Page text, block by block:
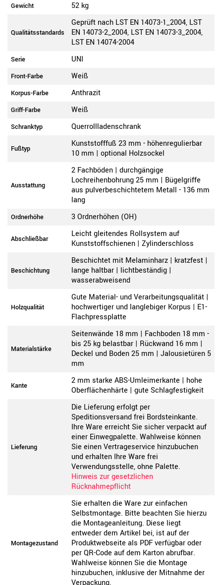
Gewicht 52 kg
Qualitätsstandards
Geprüft nach LST EN 14073-1_2004, LST
EN 14073-2_2004, LST EN 14073-3_2004,
LST EN 14074-2004
Serie UNI
Front-Farbe Weiß
Korpus-Farbe Anthrazit
Griff-Farbe Weiß
Schranktyp Querrollladenschrank
Fußtyp
Kunststofffuß 23 mm - höhenregulierbar
10 mm | optional Holzsockel
Ausstattung
2 Fachböden | durchgängige
Lochreihenbohrung 25 mm | Bügelgriffe
aus pulverbeschichtetem Metall - 136 mm
lang
Ordnerhöhe 3 Ordnerhöhen (OH)
Abschließbar
Leicht gleitendes Rollsystem auf
Kunststoffschienen | Zylinderschloss
Beschichtung
Beschichtet mit Melaminharz | kratzfest |
lange haltbar | lichtbeständig |
wasserabweisend
Holzqualität
Gute Material- und Verarbeitungsqualität |
hochwertiger und langlebiger Korpus | E1-
Flachpressplatte
Materialstärke
Seitenwände 18 mm | Fachboden 18 mm -
bis 25 kg belastbar | Rückwand 16 mm |
Deckel und Boden 25 mm | Jalousietüren 5
mm
Kante
2 mm starke ABS-Umleimerkante | hohe
Oberflächenhärte | gute Schlagfestigkeit
Lieferung
Die Lieferung erfolgt per
Speditionsversand frei Bordsteinkante.
Ihre Ware erreicht Sie sicher verpackt auf
einer Einwegpalette. Wahlweise können
Sie einen Vertrageservice hinzubuchen
und erhalten Ihre Ware frei
Verwendungsstelle, ohne Palette.
Hinweis zur gesetzlichen
Rücknahmepflicht
Montagezustand
Sie erhalten die Ware zur einfachen
Selbstmontage. Bitte beachten Sie hierzu
die Montageanleitung. Diese liegt
entweder dem Artikel bei, ist auf der
Produktwebseite als PDF verfügbar oder
per QR-Code auf dem Karton abrufbar.
Wahlweise können Sie die Montage
hinzubuchen, inklusive der Mitnahme der
Verpackung.